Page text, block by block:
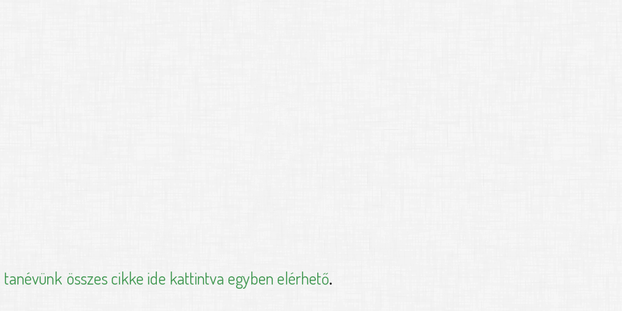
tanévünk összes cikke ide kattintva egyben elérhető.